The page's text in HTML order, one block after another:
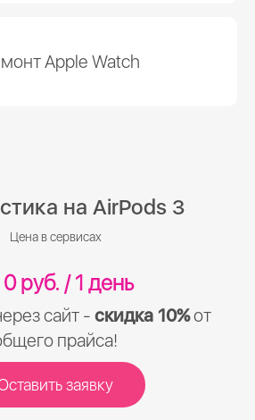
Apple Watch
на AirPods 3
Цена в сервисах
0 руб. / 1 день
сайт - скидка 10%от
прайса!
заявку